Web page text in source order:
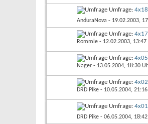
Umfrage:
AnduraNova - 19.02.2003,
Umfrage:
Rommie - 12.02.2003, 13:47
Umfrage:
Nager - 13.05.2004, 18:30
Umfrage:
DRD Pike - 10.05.2004,
Umfrage:
DRD Pike - 06.05.2004,